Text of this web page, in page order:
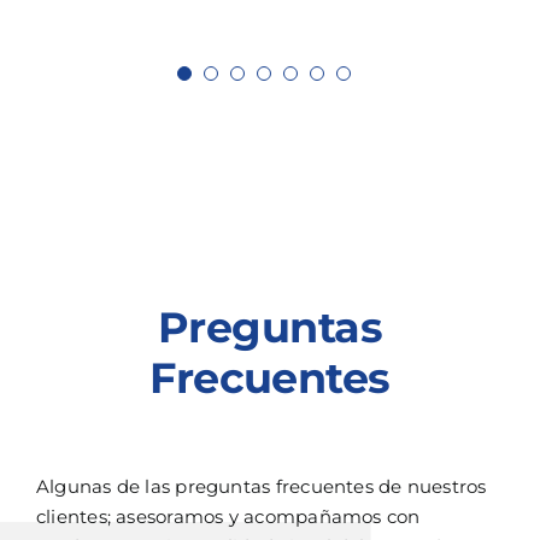
Preguntas
Frecuentes
Algunas de las preguntas frecuentes de nuestros
clientes; asesoramos y acompañamos con